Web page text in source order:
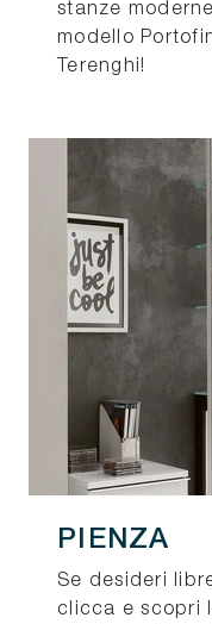
stanze
modello
Terenghi!
PIENZA
Se desideri
clicca e scopri